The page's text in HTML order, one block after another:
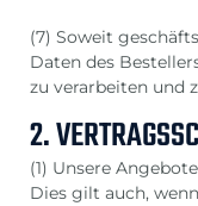
(7) Soweit
Daten des
zu verarbeiten und
2.
(1) Unsere
Dies gilt auch,